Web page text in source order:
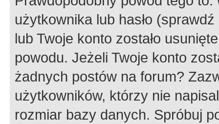
użytkownika lub hasło
lub Twoje konto zostało
powodu. Jeżeli Twoje konto
żadnych postów na forum?
użytkowników, którzy nie
rozmiar bazy danych. Spróbuj